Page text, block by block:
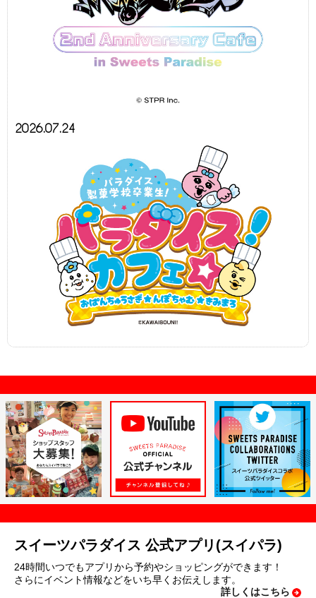
2026.07.24
スイーツパラダイス 公式アプリ(スイパラ)
24時間いつでもアプリから予約やショッピングができます！
さらにイベント情報などをいち早くお伝えします。
詳しくはこちら